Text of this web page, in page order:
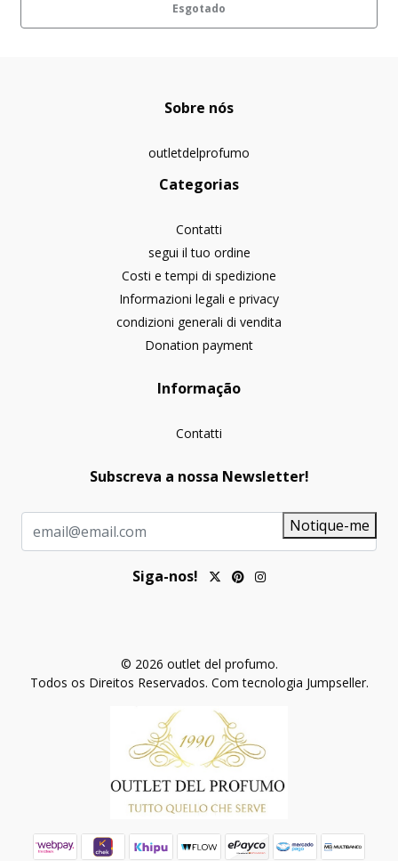
Esgotado
Sobre nós
outletdelprofumo
Categorias
Contatti
segui il tuo ordine
Costi e tempi di spedizione
Informazioni legali e privacy
condizioni generali di vendita
Donation payment
Informação
Contatti
Subscreva a nossa Newsletter!
Notifique-me
Siga-nos!
© 2026 outlet del profumo.
Todos os Direitos Reservados. Com tecnologia Jumpseller.